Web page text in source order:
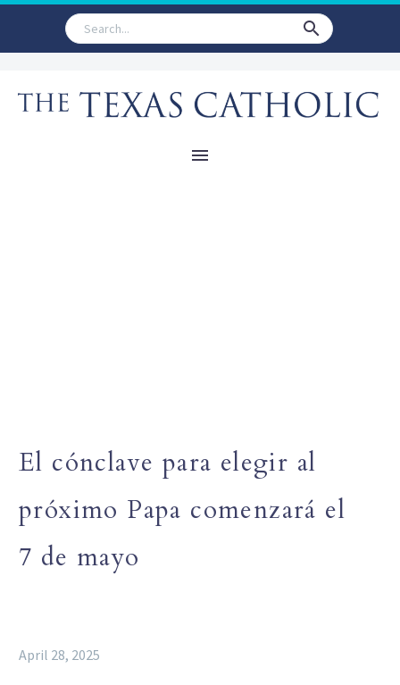
El cónclave para elegir al
próximo Papa comenzará el
7 de mayo
April 28, 2025